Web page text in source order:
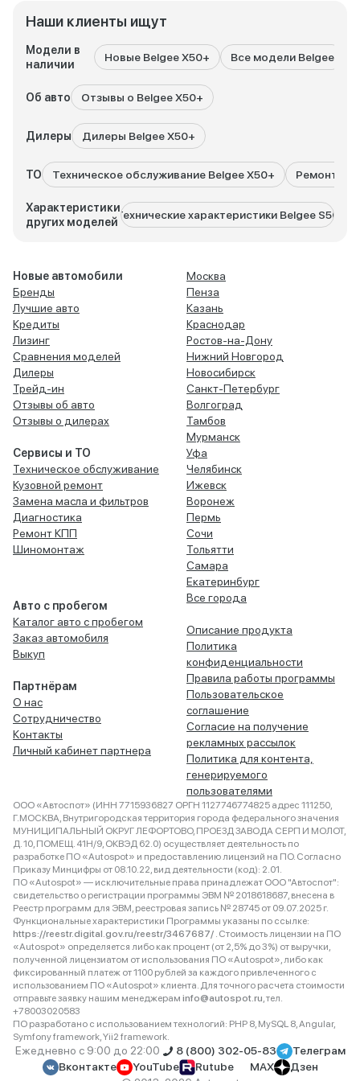
Наши клиенты ищут
Модели в
наличии
Новые Belgee X50+ Все модели Belgee
Об авто Отзывы о Belgee X50+
Дилеры Дилеры Belgee X50+
ТО Техническое обслуживание Belgee X50+ Ремонт
Характеристики
других моделей
Технические характеристики Belgee S50
Новые автомобили
Бренды
Лучшие авто
Кредиты
Лизинг
Сравнения моделей
Дилеры
Трейд-ин
Отзывы об авто
Отзывы о дилерах
Сервисы и ТО
Техническое обслуживание
Кузовной ремонт
Замена масла и фильтров
Диагностика
Ремонт КПП
Шиномонтаж
Авто с пробегом
Каталог авто с пробегом
Заказ автомобиля
Выкуп
Партнёрам
О нас
Сотрудничество
Контакты
Личный кабинет партнера
Москва
Пенза
Казань
Краснодар
Ростов-на-Дону
Нижний Новгород
Новосибирск
Санкт-Петербург
Волгоград
Тамбов
Мурманск
Уфа
Челябинск
Ижевск
Воронеж
Пермь
Сочи
Тольятти
Самара
Екатеринбург
Все города
Описание продукта
Политика
конфиденциальности
Правила работы программы
Пользовательское
соглашение
Согласие на получение
рекламных рассылок
Политика для контента,
генерируемого
пользователями
ООО «Автоспот» (ИНН 7715936827 ОРГН 1127746774825 адрес 111250,
Г.МОСКВА, Внутригородская территория города федерального значения
МУНИЦИПАЛЬНЫЙ ОКРУГ ЛЕФОРТОВО, ПРОЕЗД ЗАВОДА СЕРП И МОЛОТ,
Д. 10, ПОМЕЩ. 41Н/9, ОКВЭД 62.0) осуществляет деятельность по
разработке ПО «Autospot» и предоставлению лицензий на ПО. Согласно
Приказу Минцифры от 08.10.22, вид деятельности (код): 2.01.
ПО «Autospot» — исключительные права принадлежат ООО "Автоспот":
свидетельство о регистрации программы ЭВМ № 2018618687, внесена в
Реестр программ для ЭВМ, реестровая запись № 28745 от 09.07.2025 г.
Функциональные характеристики Программы указаны по ссылке:
https://reestr.digital.gov.ru/reestr/3467687/ . Стоимость лицензии на ПО
«Autospot» определяется либо как процент (от 2,5% до 3%) от выручки,
полученной лицензиатом от использования ПО «Autospot», либо как
фиксированный платеж от 1100 рублей за каждого привлеченного с
использованием ПО «Autospot» клиента. Для точного расчета стоимости
отправьте заявку нашим менеджерам info@autospot.ru, тел.
+78003020583
ПО разработано с использованием технологий: PHP 8, MySQL 8, Angular,
Symfony framework, Yii2 framework.
Ежедневно с 9:00 до 22:00 8 (800) 302-05-83
Телеграм
Вконтакте
YouTube Rutube MAX
Дзен